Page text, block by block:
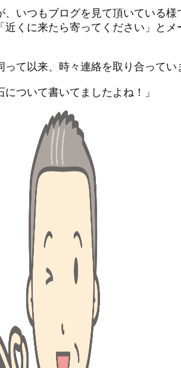
、いつもブログを見て頂いている様
近くに来たら寄ってください」とメ
て以来、時々連絡を取り合ってい
について書いてましたよね！」